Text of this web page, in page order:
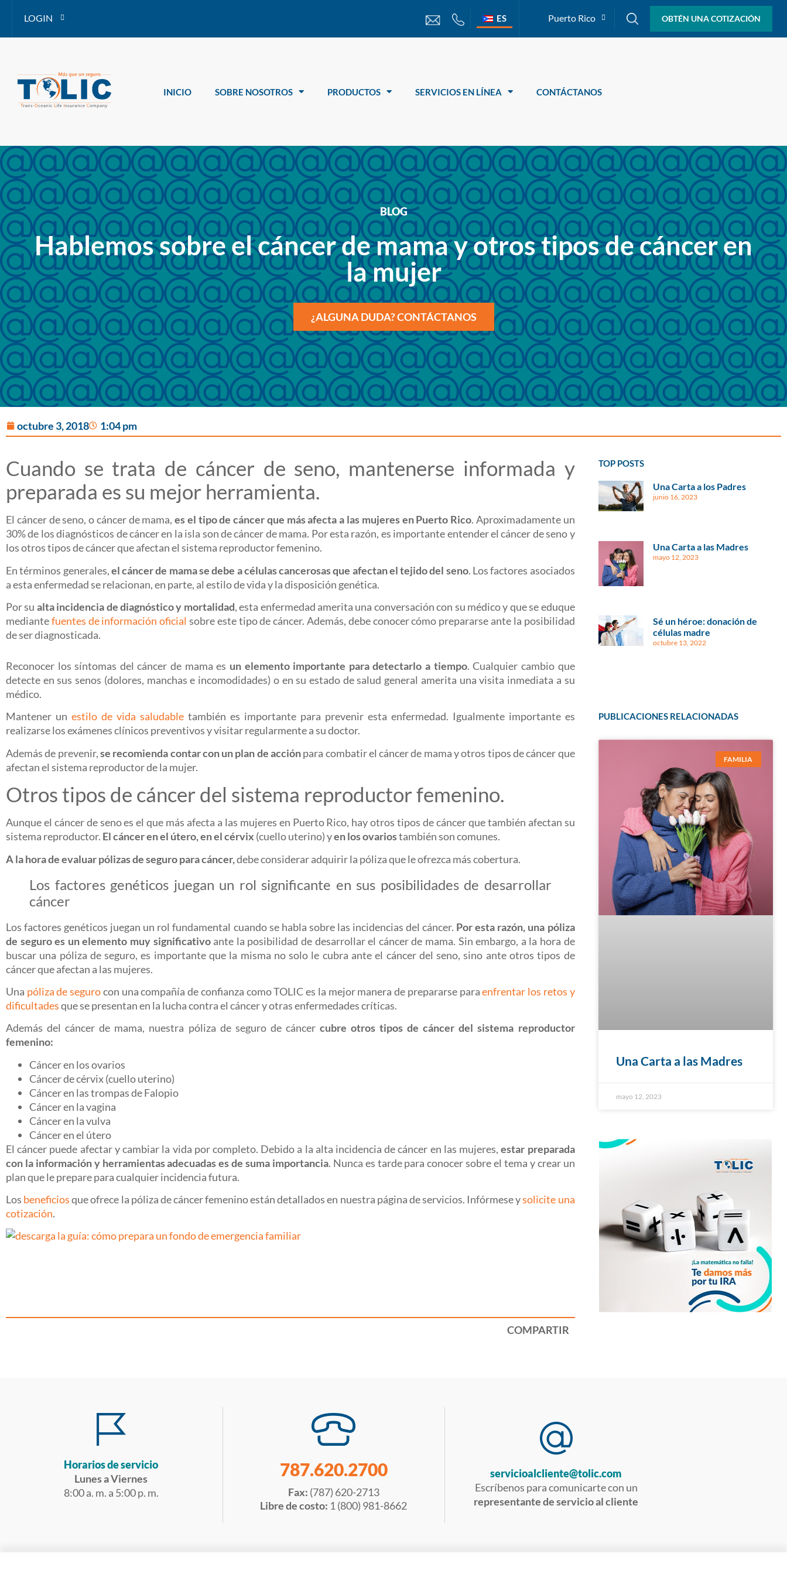
LOGIN ES Puerto Rico OBTÉN UNA COTIZACIÓN
INICIO SOBRE NOSOTROS PRODUCTOS SERVICIOS EN LÍNEA CONTÁCTANOS
BLOG
Hablemos sobre el cáncer de mama y otros tipos de cáncer en
la mujer
¿ALGUNA DUDA? CONTÁCTANOS
octubre 3, 2018 1:04 pm
Cuando se trata de cáncer de seno, mantenerse informada y
preparada es su mejor herramienta.
El cáncer de seno, o cáncer de mama,es el tipo de cáncer que más afecta a las mujeres en Puerto Rico. Aproximadamente un
30% de los diagnósticos de cáncer en la isla son de cáncer de mama. Por esta razón, es importante entender el cáncer de seno y
los otros tipos de cáncer que afectan el sistema reproductor femenino.
En términos generales,el cáncer de mama se debe a células cancerosas que afectan el tejido del seno. Los factores asociados
a esta enfermedad se relacionan, en parte, al estilo de vida y la disposición genética.
Por su alta incidencia de diagnóstico y mortalidad, esta enfermedad amerita una conversación con su médico y que se eduque
mediantefuentes de información oficial sobre este tipo de cáncer. Además, debe conocer cómo prepararse ante la posibilidad
de ser diagnosticada.
Reconocer los síntomas del cáncer de mama es un elemento importante para detectarlo a tiempo. Cualquier cambio que
detecte en sus senos (dolores, manchas e incomodidades) o en su estado de salud general amerita una visita inmediata a su
médico.
Mantener un estilo de vida saludabletambién es importante para prevenir esta enfermedad. Igualmente importante es
realizarse los exámenes clínicos preventivos y visitar regularmente a su doctor.
Además de prevenir,se recomienda contar con un plan de acciónpara combatir el cáncer de mama y otros tipos de cáncer que
afectan el sistema reproductor de la mujer.
Otros tipos de cáncer del sistema reproductor femenino.
Aunque el cáncer de seno es el que más afecta a las mujeres en Puerto Rico, hay otros tipos de cáncer que también afectan su
sistema reproductor. El cáncer en el útero, en el cérvix (cuello uterino) yen los ovariostambién son comunes.
A la hora de evaluar pólizas de seguro para cáncer,debe considerar adquirir la póliza que le ofrezca más cobertura.
Los factores genéticos juegan un rol significante en sus posibilidades de desarrollar
cáncer
Los factores genéticos juegan un rol fundamental cuando se habla sobre las incidencias del cáncer. Por esta razón, una póliza
de seguro es un elemento muy significativoante la posibilidad de desarrollar el cáncer de mama. Sin embargo, a la hora de
buscar una póliza de seguro, es importante que la misma no solo le cubra ante el cáncer del seno, sino ante otros tipos de
cáncer que afectan a las mujeres.
Una póliza de segurocon una compañía de confianza como TOLIC es la mejor manera de prepararse paraenfrentar los retos y
dificultadesque se presentan en la lucha contra el cáncer y otras enfermedades críticas.
Además del cáncer de mama, nuestra póliza de seguro de cáncer cubre otros tipos de cáncer del sistema reproductor
femenino:
Cáncer en los ovarios
Cáncer de cérvix (cuello uterino)
Cáncer en las trompas de Falopio
Cáncer en la vagina
Cáncer en la vulva
Cáncer en el útero
El cáncer puede afectar y cambiar la vida por completo. Debido a la alta incidencia de cáncer en las mujeres,estar preparada
con la información y herramientas adecuadas es de suma importancia. Nunca es tarde para conocer sobre el tema y crear un
plan que le prepare para cualquier incidencia futura.
Los beneficiosque ofrece la póliza de cáncer femenino están detallados en nuestra página de servicios. Infórmese ysolicite una
cotización.
COMPARTIR
TOP POSTS
Una Carta a los Padres
junio 16, 2023
Una Carta a las Madres
mayo 12, 2023
Sé un héroe: donación de
células madre
octubre 13, 2022
PUBLICACIONES RELACIONADAS
FAMILIA
Una Carta a las Madres
mayo 12, 2023
Horarios de servicio
Lunes a Viernes
8:00 a. m. a 5:00 p. m.
787.620.2700
Fax: (787) 620-2713
Libre de costo: 1 (800) 981-8662
servicioalcliente@tolic.com
Escríbenos para comunicarte con un
representante de servicio al cliente